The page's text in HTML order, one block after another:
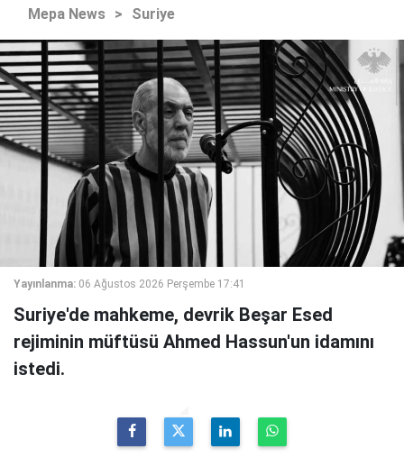
Mepa News > Suriye
Yayınlanma: 06 Ağustos 2026 Perşembe 17:41
Suriye'de mahkeme, devrik Beşar Esed
rejiminin müftüsü Ahmed Hassun'un idamını
istedi.